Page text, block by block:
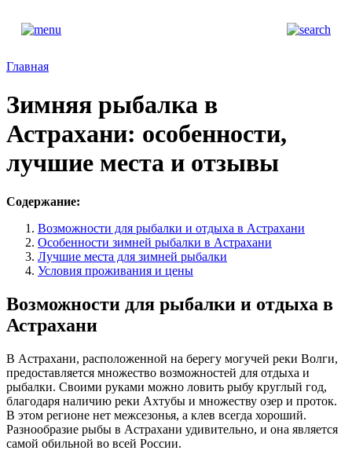
Главная
Зимняя рыбалка в
Астрахани: особенности,
лучшие места и отзывы
Содержание:
Возможности для рыбалки и отдыха в Астрахани
Особенности зимней рыбалки в Астрахани
Лучшие места для зимней рыбалки
Условия проживания и цены
Возможности для рыбалки и отдыха в
Астрахани
В Астрахани, расположенной на берегу могучей реки Волги,
предоставляется множество возможностей для отдыха и
рыбалки. Своими руками можно ловить рыбу круглый год,
благодаря наличию реки Ахтубы и множеству озер и проток.
В этом регионе нет межсезонья, а клев всегда хороший.
Разнообразие рыбы в Астрахани удивительно, и она является
самой обильной во всей России.